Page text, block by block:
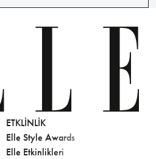
ETKLINLIK
Elle Style Awards
Elle Etkinlikleri